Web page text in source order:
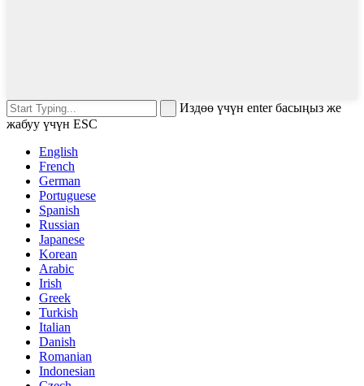
Издөө үчүн enter басыңыз же
жабуу үчүн ESC
English
French
German
Portuguese
Spanish
Russian
Japanese
Korean
Arabic
Irish
Greek
Turkish
Italian
Danish
Romanian
Indonesian